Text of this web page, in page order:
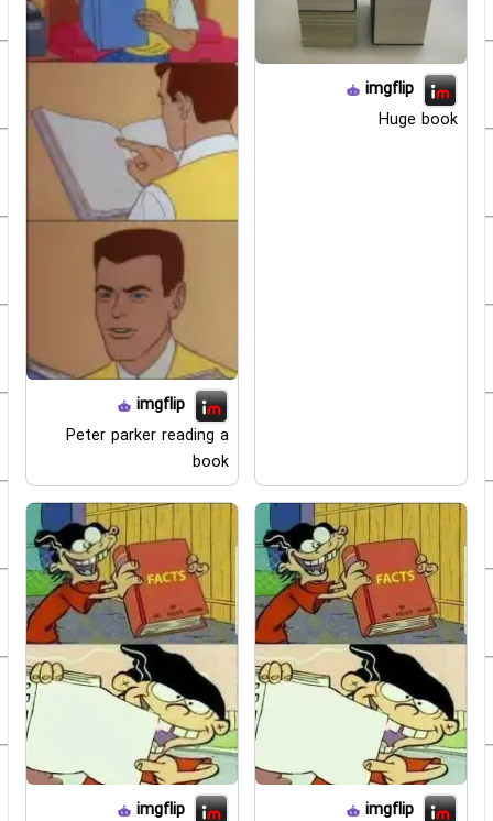
imgflip
Huge book
imgflip
Peter parker reading a
book
imgflip
imgflip